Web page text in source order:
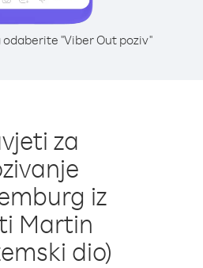
"Viber Out poziv"
za
iz
Martin
dio)